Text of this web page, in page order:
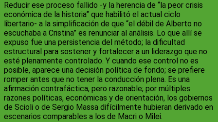
Reducir ese proceso fallido -y la herencia de “la peor crisis
económica de la historia” que habilitó el actual ciclo
libertario- a la simplificación de que “el débil de Alberto no
escuchaba a Cristina” es renunciar al análisis. Lo que allí se
expuso fue una persistencia del método; la dificultad
estructural para sostener y fortalecer a un liderazgo que no
esté plenamente controlado. Y cuando ese control no es
posible, aparece una decisión política de fondo; se prefiere
romper antes que no tener la conducción plena. Es una
afirmación contrafáctica, pero razonable; por múltiples
razones políticas, económicas y de orientación, los gobiernos
de Scioli o de Sergio Massa difícilmente hubieran derivado en
escenarios comparables a los de Macri o Milei.